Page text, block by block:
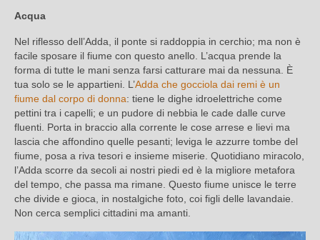
Acqua
Nel riflesso dell’Adda, il ponte si raddoppia in cerchio; ma non è
facile sposare il fiume con questo anello. L’acqua prende la
forma di tutte le mani senza farsi catturare mai da nessuna. È
tua solo se le appartieni. L’Adda che gocciola dai remi è un
fiume dal corpo di donna: tiene le dighe idroelettriche come
pettini tra i capelli; e un pudore di nebbia le cade dalle curve
fluenti. Porta in braccio alla corrente le cose arrese e lievi ma
lascia che affondino quelle pesanti; leviga le azzurre tombe del
fiume, posa a riva tesori e insieme miserie. Quotidiano miracolo,
l’Adda scorre da secoli ai nostri piedi ed è la migliore metafora
del tempo, che passa ma rimane. Questo fiume unisce le terre
che divide e gioca, in nostalgiche foto, coi figli delle lavandaie.
Non cerca semplici cittadini ma amanti.